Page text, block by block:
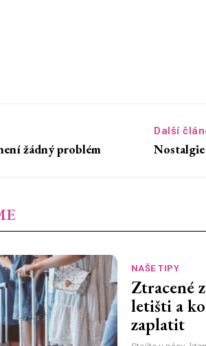
žádný problém
Další
NAŠE TIPY
Ztracené
letišti a
zaplatit